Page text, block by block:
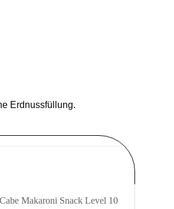
Erdnussfüllung.